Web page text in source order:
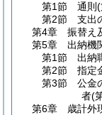
第1節
通則
第2節
支出
第4章
振替え
第5章
出納機
第1節
出納
第2節
指定
第3節
公金
者(
第6章
歳計外